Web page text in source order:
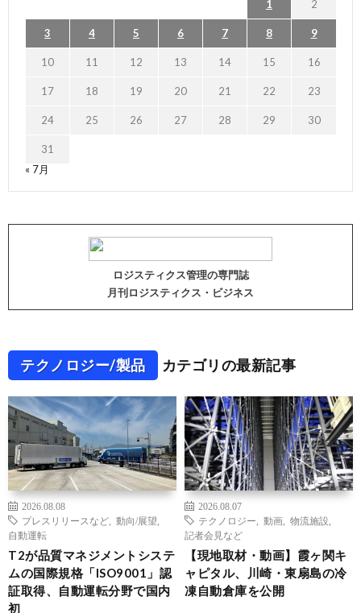
1 2
3 4 5 6 7 8 9
10 11 12 13 14 15 16
17 18 19 20 21 22 23
24 25 26 27 28 29 30
31
« 7月
ロジスティクス管理の専門誌
月刊ロジスティクス・ビジネス
テクノロジー/製品 カテゴリの最新記事
2026.08.08
プレスリリースなど
動向/展望
自動運転
T2が品質マネジメントシステ
ムの国際規格「ISO9001」認
証取得、自動運転分野で国内
初
2026.08.07
テクノロジー
動画 物流施設
記者会見など
【現地取材・動画】霞ヶ関キ
ャピタル、川崎・東扇島の冷
凍自動倉庫を公開